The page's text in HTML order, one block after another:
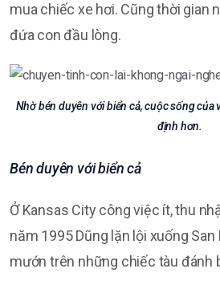
mua chiếc xe hơi. Cũng thời gian
đứa con đầu lòng.
Nhờ bén duyên với biển cả, cuộc sống của
định hơn.
Bén duyên với biển cả
Ở Kansas City công việc ít, thu
năm 1995 Dũng lặn lội xuống
mướn trên những chiếc tàu đánh